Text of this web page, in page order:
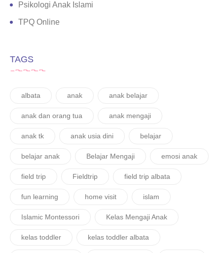
Psikologi Anak Islami
TPQ Online
TAGS
albata anak anak belajar
anak dan orang tua anak mengaji
anak tk anak usia dini belajar
belajar anak Belajar Mengaji emosi anak
field trip Fieldtrip field trip albata
fun learning home visit islam
Islamic Montessori Kelas Mengaji Anak
kelas toddler kelas toddler albata